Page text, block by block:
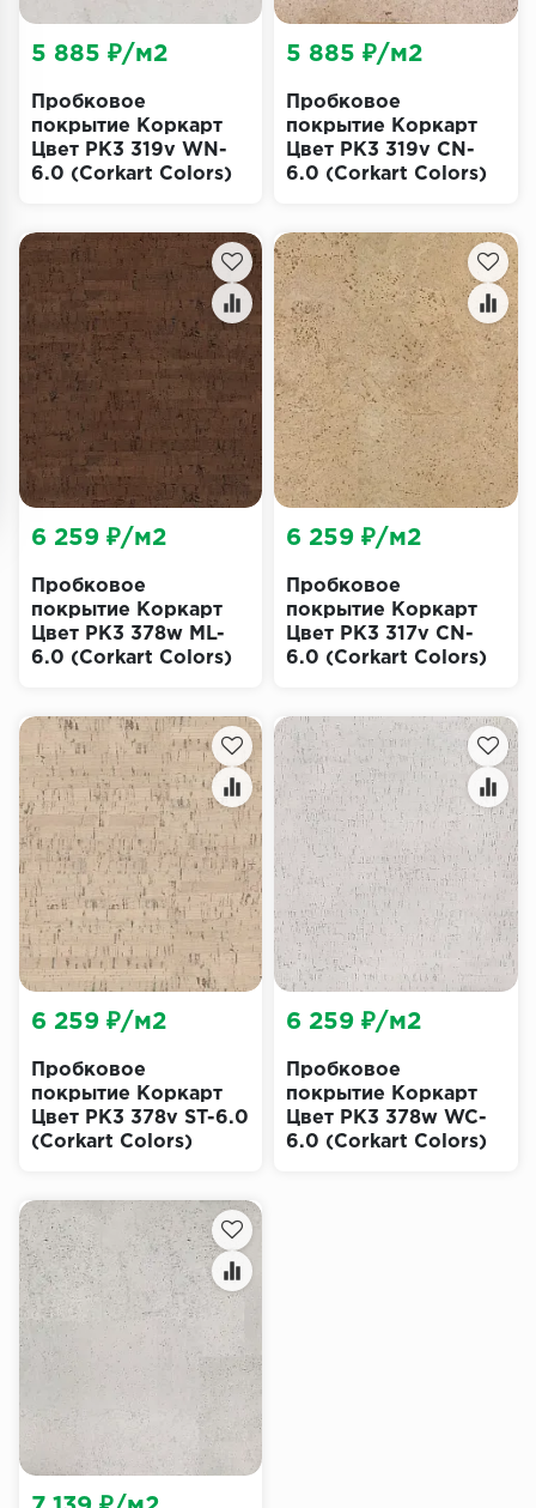
Подложка
Строительные материалы
Пробковое
покрытие Коркарт
Цвет PK3 319v WN-
6.0 (Corkart Colors)
5 885 ₽/м2
Пробковое
покрытие Коркарт
Цвет PK3 319v CN-
6.0 (Corkart Colors)
5 885 ₽/м2
Пробковое
покрытие Коркарт
Цвет PK3 378w ML-
6.0 (Corkart Colors)
6 259 ₽/м2
Пробковое
покрытие Коркарт
Цвет PK3 317v CN-
6.0 (Corkart Colors)
6 259 ₽/м2
Пробковое
покрытие Коркарт
Цвет PK3 378v ST-6.0
(Corkart Colors)
6 259 ₽/м2
Пробковое
покрытие Коркарт
Цвет PK3 378w WC-
6.0 (Corkart Colors)
6 259 ₽/м2